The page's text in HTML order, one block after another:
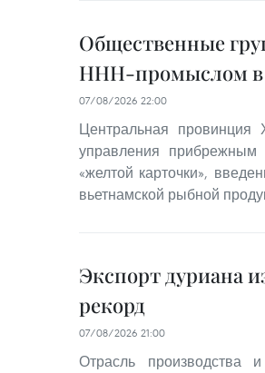
Общественные
ННН-промыслом в
07/08/2026 22:00
Центральная провинция
управления прибрежным
«желтой карточки»,
вьетнамской рыбной
Экспорт дуриана
рекорд
07/08/2026 21:00
Отрасль производства